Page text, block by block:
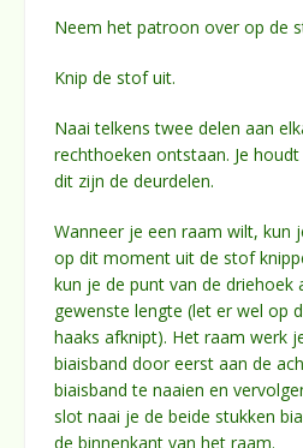
Neem het patroon over op de
Knip de stof uit.
Naai telkens twee delen aan
rechthoeken ontstaan. Je
dit zijn de deurdelen.
Wanneer je een raam wilt, kun
op dit moment uit de stof
kun je de punt van de driehoek
gewenste lengte (let er wel op
haaks afknipt). Het raam werk
biaisband door eerst aan de
biaisband te naaien en
slot naai je de beide stukken
de binnenkant van het raam.